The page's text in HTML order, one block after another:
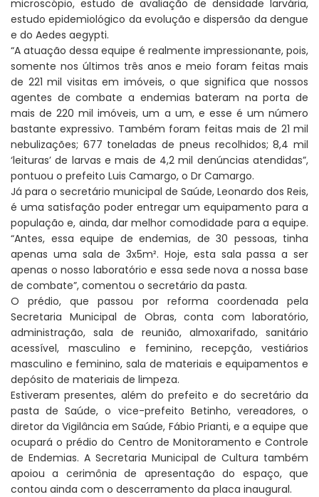
microscópio, estudo de avaliação de densidade larvária,
estudo epidemiológico da evolução e dispersão da dengue
e do Aedes aegypti.
“A atuação dessa equipe é realmente impressionante, pois,
somente nos últimos três anos e meio foram feitas mais
de 221 mil visitas em imóveis, o que significa que nossos
agentes de combate a endemias bateram na porta de
mais de 220 mil imóveis, um a um, e esse é um número
bastante expressivo. Também foram feitas mais de 21 mil
nebulizações; 677 toneladas de pneus recolhidos; 8,4 mil
‘leituras’ de larvas e mais de 4,2 mil denúncias atendidas”,
pontuou o prefeito Luis Camargo, o Dr Camargo.
Já para o secretário municipal de Saúde, Leonardo dos Reis,
é uma satisfação poder entregar um equipamento para a
população e, ainda, dar melhor comodidade para a equipe.
“Antes, essa equipe de endemias, de 30 pessoas, tinha
apenas uma sala de 3x5m². Hoje, esta sala passa a ser
apenas o nosso laboratório e essa sede nova a nossa base
de combate”, comentou o secretário da pasta.
O prédio, que passou por reforma coordenada pela
Secretaria Municipal de Obras, conta com laboratório,
administração, sala de reunião, almoxarifado, sanitário
acessível, masculino e feminino, recepção, vestiários
masculino e feminino, sala de materiais e equipamentos e
depósito de materiais de limpeza.
Estiveram presentes, além do prefeito e do secretário da
pasta de Saúde, o vice-prefeito Betinho, vereadores, o
diretor da Vigilância em Saúde, Fábio Prianti, e a equipe que
ocupará o prédio do Centro de Monitoramento e Controle
de Endemias. A Secretaria Municipal de Cultura também
apoiou a cerimônia de apresentação do espaço, que
contou ainda com o descerramento da placa inaugural.